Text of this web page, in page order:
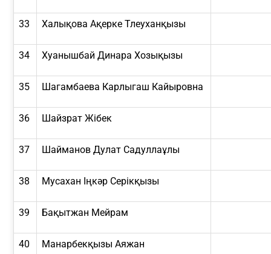
33 Халықова Ақерке Тлеуханқызы
34 Хуанышбай Динара Хозықызы
35 Шагамбаева Карлыгаш Кайыровна
36 Шайзрат Жібек
37 Шайманов Дулат Садуллаұлы
38 Мусахан Іңкәр Серікқызы
39 Бақытжан Мейрам
40 Манарбекқызы Аяжан